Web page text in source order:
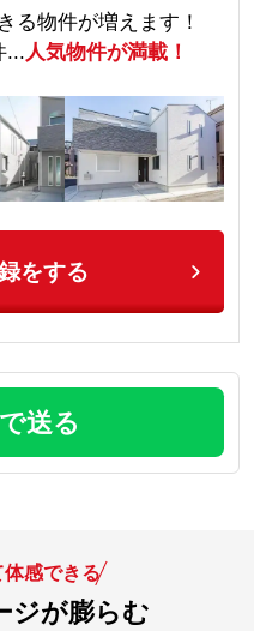
る物件が増えます！
...人気物件が満載！
をする
送る
感できる
ジが膨らむ